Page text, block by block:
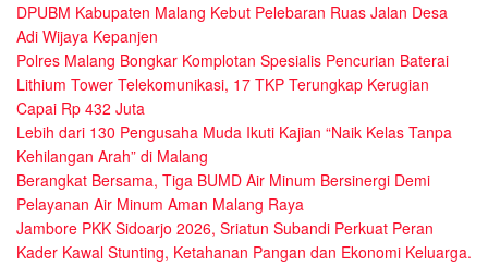
DPUBM Kabupaten Malang Kebut Pelebaran Ruas Jalan Desa
Adi Wijaya Kepanjen
Polres Malang Bongkar Komplotan Spesialis Pencurian Baterai
Lithium Tower Telekomunikasi, 17 TKP Terungkap Kerugian
Capai Rp 432 Juta
Lebih dari 130 Pengusaha Muda Ikuti Kajian “Naik Kelas Tanpa
Kehilangan Arah” di Malang
Berangkat Bersama, Tiga BUMD Air Minum Bersinergi Demi
Pelayanan Air Minum Aman Malang Raya
Jambore PKK Sidoarjo 2026, Sriatun Subandi Perkuat Peran
Kader Kawal Stunting, Ketahanan Pangan dan Ekonomi Keluarga.